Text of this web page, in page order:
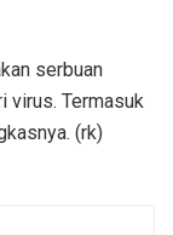
serbuan
virus. Termasuk
(rk)